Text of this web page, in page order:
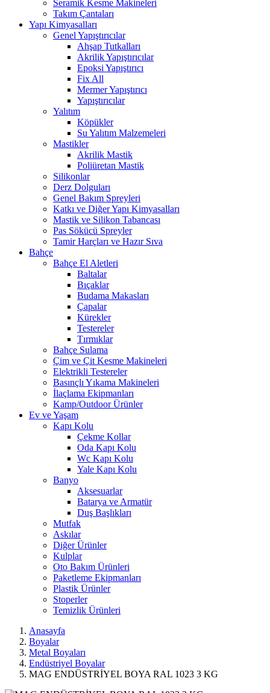
Seramik Kesme Makineleri
Takım Çantaları
Yapı Kimyasalları
Genel Yapıştırıcılar
Ahşap Tutkalları
Akrilik Yapıştırıcılar
Epoksi Yapıştırıcı
Fix All
Mermer Yapıştırıcı
Yapıştırıcılar
Yalıtım
Köpükler
Su Yalıtım Malzemeleri
Mastikler
Akrilik Mastik
Poliüretan Mastik
Silikonlar
Derz Dolguları
Genel Bakım Spreyleri
Katkı ve Diğer Yapı Kimyasalları
Mastik ve Silikon Tabancası
Pas Sökücü Spreyler
Tamir Harçları ve Hazır Sıva
Bahçe
Bahçe El Aletleri
Baltalar
Bıçaklar
Budama Makasları
Çapalar
Kürekler
Testereler
Tırmıklar
Bahçe Sulama
Çim ve Çit Kesme Makineleri
Elektrikli Testereler
Basınçlı Yıkama Makineleri
İlaçlama Ekipmanları
Kamp/Outdoor Ürünler
Ev ve Yaşam
Kapı Kolu
Çekme Kollar
Oda Kapı Kolu
Wc Kapı Kolu
Yale Kapı Kolu
Banyo
Aksesuarlar
Batarya ve Armatür
Duş Başlıkları
Mutfak
Askılar
Diğer Ürünler
Kulplar
Oto Bakım Ürünleri
Paketleme Ekipmanları
Plastik Ürünler
Stoperler
Temizlik Ürünleri
Anasayfa
Boyalar
Metal Boyaları
Endüstriyel Boyalar
MAG ENDÜSTRİYEL BOYA RAL 1023 3 KG